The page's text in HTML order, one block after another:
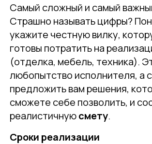
Самый сложный и самый
Страшно называть цифры?
укажите честную вилку,
готовы потратить на
(отделка, мебель, техника).
любопытство исполнителя, а
предложить вам решения,
сможете себе позволить, и
реалистичнуюсмету.
Сроки реализации